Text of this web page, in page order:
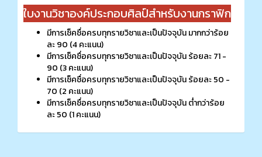
ใบงานวิชาองค์ประกอบศิลป์สำหรับงานกราฟิก
มีการเช็คชื่อครบทุกรายวิชาและเป็นปัจจุบัน มากกว่าร้อย
ละ 90 (4 คะแนน)
มีการเช็คชื่อครบทุกรายวิชาและเป็นปัจจุบัน ร้อยละ 71 -
90 (3 คะแนน)
มีการเช็คชื่อครบทุกรายวิชาและเป็นปัจจุบัน ร้อยละ 50 -
70 (2 คะแนน)
มีการเช็คชื่อครบทุกรายวิชาและเป็นปัจจุบัน ต่ำกว่าร้อย
ละ 50 (1 คะแนน)